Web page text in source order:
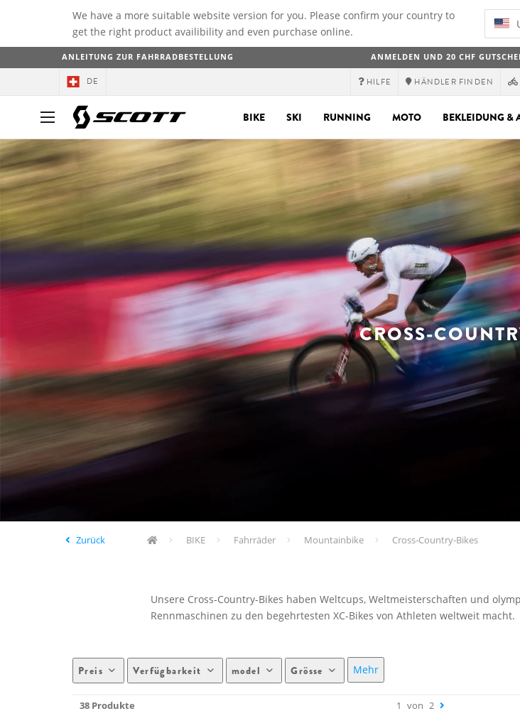
We have a more suitable website version for you. Please confirm your country to
get the right product availibility and even purchase online.
ANLEITUNG ZUR FAHRRADBESTELLUNG ANMELDEN UND 20 CHF
DE HILFE HÄNDLER FINDEN
BIKE SKI RUNNING MOTO BEKLEIDUNG &
CROSS-
Zurück BIKE Fahrräder Mountainbike Cross-Country-Bikes
Unsere Cross-Country-Bikes haben Weltcups, Weltmeisterschaften und
Rennmaschinen zu den begehrtesten XC-Bikes von Athleten weltweit macht.
Preis Verfügbarkeit model Grösse Mehr
38 Produkte 1 von 2